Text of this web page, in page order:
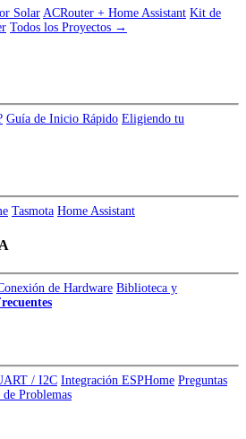
Solar ACRouter + Home Assistant Kit de
Todos los Proyectos →
Guía de Inicio Rápido Eligiendo tu
Tasmota Home Assistant
de Hardware Biblioteca y
/ I2C Integración ESPHome Preguntas
Problemas